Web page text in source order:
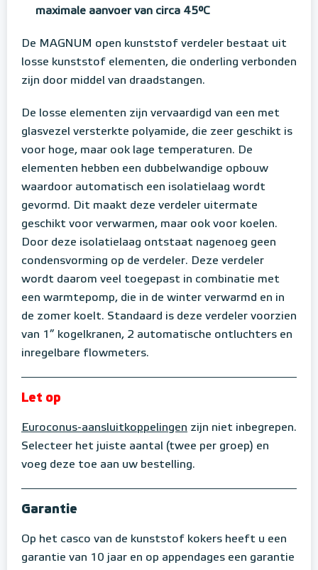
maximale aanvoer van circa 45°C
De MAGNUM open kunststof verdeler bestaat uit
losse kunststof elementen, die onderling verbonden
zijn door middel van draadstangen.
De losse elementen zijn vervaardigd van een met
glasvezel versterkte polyamide, die zeer geschikt is
voor hoge, maar ook lage temperaturen. De
elementen hebben een dubbelwandige opbouw
waardoor automatisch een isolatielaag wordt
gevormd. Dit maakt deze verdeler uitermate
geschikt voor verwarmen, maar ook voor koelen.
Door deze isolatielaag ontstaat nagenoeg geen
condensvorming op de verdeler. Deze verdeler
wordt daarom veel toegepast in combinatie met
een warmtepomp, die in de winter verwarmd en in
de zomer koelt. Standaard is deze verdeler voorzien
van 1” kogelkranen, 2 automatische ontluchters en
inregelbare flowmeters.
Let op
Euroconus-aansluitkoppelingen zijn niet inbegrepen.
Selecteer het juiste aantal (twee per groep) en
voeg deze toe aan uw bestelling.
Garantie
Op het casco van de kunststof kokers heeft u een
garantie van 10 jaar en op appendages een garantie